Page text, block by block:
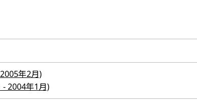
年2月)
- 2004年1月)